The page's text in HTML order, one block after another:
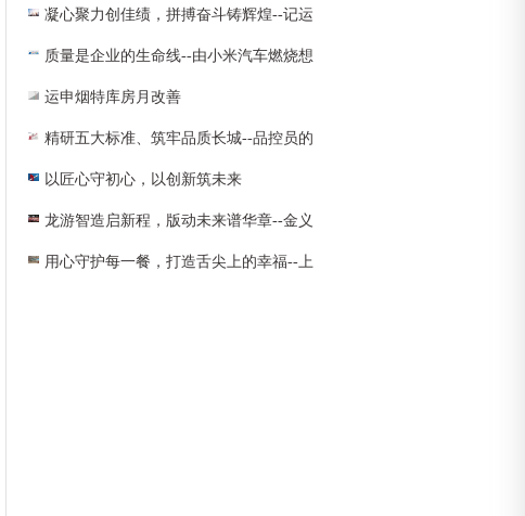
凝心聚力创佳绩，拼搏奋斗铸辉煌--记运
申装饰3月创新高
质量是企业的生命线--由小米汽车燃烧想
到想到的
运申烟特库房月改善
精研五大标准、筑牢品质长城--品控员的
质量守护之路
以匠心守初心，以创新筑未来
龙游智造启新程，版动未来谱华章--金义
市场首条全自动凹印制版生产线剪彩仪式
用心守护每一餐，打造舌尖上的幸福--上